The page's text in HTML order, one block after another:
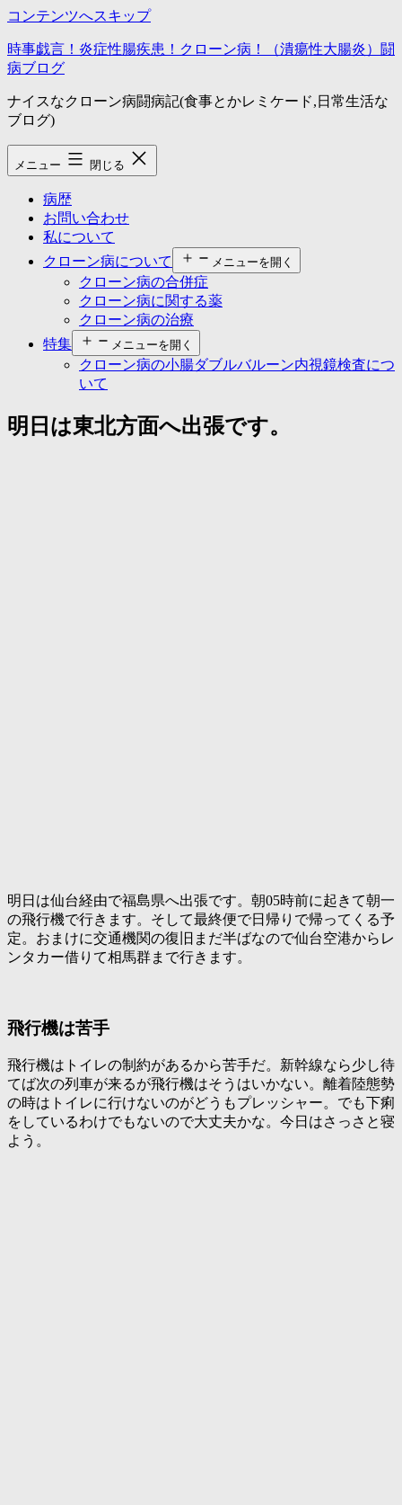
コンテンツへスキップ
時事戯言！炎症性腸疾患！クローン病！（潰瘍性大腸炎）闘
病ブログ
ナイスなクローン病闘病記(食事とかレミケード,日常生活な
ブログ)
メニュー 閉じる
病歴
お問い合わせ
私について
クローン病について
メニューを開く
クローン病の合併症
クローン病に関する薬
クローン病の治療
特集
メニューを開く
クローン病の小腸ダブルバルーン内視鏡検査につ
いて
明日は東北方面へ出張です。
明日は仙台経由で福島県へ出張です。朝05時前に起きて朝一
の飛行機で行きます。そして最終便で日帰りで帰ってくる予
定。おまけに交通機関の復旧まだ半ばなので仙台空港からレ
ンタカー借りて相馬群まで行きます。
飛行機は苦手
飛行機はトイレの制約があるから苦手だ。新幹線なら少し待
てば次の列車が来るが飛行機はそうはいかない。離着陸態勢
の時はトイレに行けないのがどうもプレッシャー。でも下痢
をしているわけでもないので大丈夫かな。今日はさっさと寝
よう。